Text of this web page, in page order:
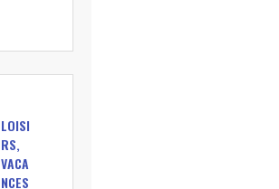
LOISI
RS,
VACA
NCES